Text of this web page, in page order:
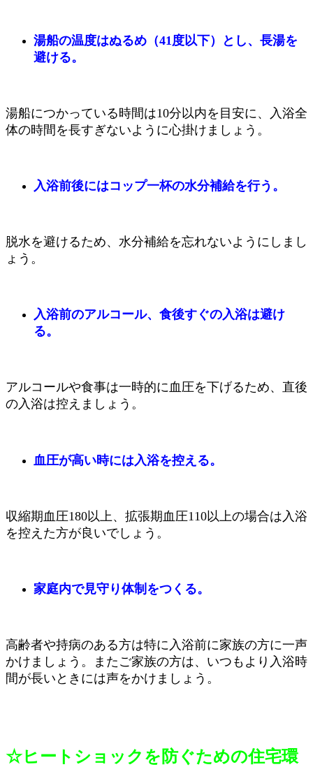
湯船の温度はぬるめ（41度以下）とし、長湯を
避ける。
湯船につかっている時間は10分以内を目安に、入浴全
体の時間を長すぎないように心掛けましょう。
入浴前後にはコップ一杯の水分補給を行う。
脱水を避けるため、水分補給を忘れないようにしまし
ょう。
入浴前のアルコール、食後すぐの入浴は避け
る。
アルコールや食事は一時的に血圧を下げるため、直後
の入浴は控えましょう。
血圧が高い時には入浴を控える。
収縮期血圧180以上、拡張期血圧110以上の場合は入浴
を控えた方が良いでしょう。
家庭内で見守り体制をつくる。
高齢者や持病のある方は特に入浴前に家族の方に一声
かけましょう。またご家族の方は、いつもより入浴時
間が長いときには声をかけましょう。
☆ヒートショックを防ぐための住宅環